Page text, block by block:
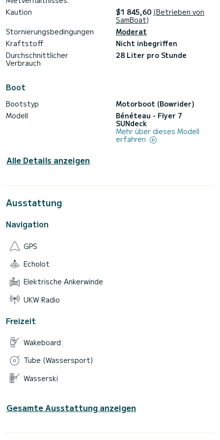
Kaution $1 845,60 (Betrieben von
SamBoat)
Stornierungsbedingungen
Moderat
Kraftstoff
Nicht inbegriffen
Durchschnittlicher
Verbrauch
28 Liter pro Stunde
Boot
Bootstyp
Motorboot (Bowrider)
Modell
Bénéteau - Flyer 7
SUNdeck
Mehr über dieses Modell
erfahren
Alle Details anzeigen
Ausstattung
Navigation
GPS
Echolot
Elektrische Ankerwinde
UKW Radio
Freizeit
Wakeboard
Tube (Wassersport)
Wasserski
Gesamte Ausstattung anzeigen